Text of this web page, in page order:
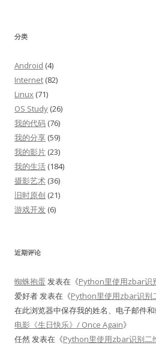
分类
Android (4)
Internet (82)
Linux (71)
OS Study (26)
我的代码 (76)
我的分享 (59)
我的影片 (23)
我的生活 (184)
摄影艺术 (36)
旧时原创 (21)
游戏开发 (6)
近期评论
蜘蛛抱蛋 发表在《Python里使用zbar识
爱好者发表在《Python里使用zbar识别
在此浏览器中保存我的姓名、电子邮件和
电影《生日快乐》/ Once Again》
任然 发表在《Python里使用zbar识别二